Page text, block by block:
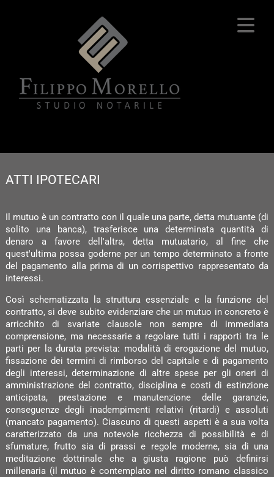
ATTI IPOTECARI
Il mutuo è un contratto con il quale una parte, detta mutuante (di
solito una banca), trasferisce una determinata quantità di
denaro a favore dell'altra, detta mutuatario, al fine che
quest'ultima possa goderne per un tempo determinato a fronte
del pagamento alla prima di un corrispettivo rappresentato da
interessi.
Così schematizzata la struttura essenziale e la funzione del
contratto, si deve subito evidenziare che un mutuo in concreto è
arricchito di svariate clausole non sempre di immediata
comprensione, ma necessarie a regolare tutti i rapporti tra le
parti per la durata prevista: modalità di erogazione del mutuo,
fissazione dei termini di rimborso del capitale e di pagamento
degli interessi, determinazione di altre spese per gli oneri di
amministrazione del contratto, disciplina e costi di estinzione
anticipata, prestazione e manutenzione delle garanzie,
conseguenze degli inadempimenti relativi (ritardi) e assoluti
(mancato pagamento). Ciascuno di questi aspetti è a sua volta
caratterizzato da una notevole ricchezza di possibilità e di
sfumature, frutto sia di prassi e regole moderne, sia di una
meditazione dottrinale che a giusta ragione può definirsi
millenaria (il mutuo è contemplato nel diritto romano classico